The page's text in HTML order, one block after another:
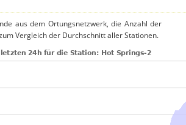
aus dem Ortungsnetzwerk, die Anzahl der
Vergleich der Durchschnitt aller Stationen.